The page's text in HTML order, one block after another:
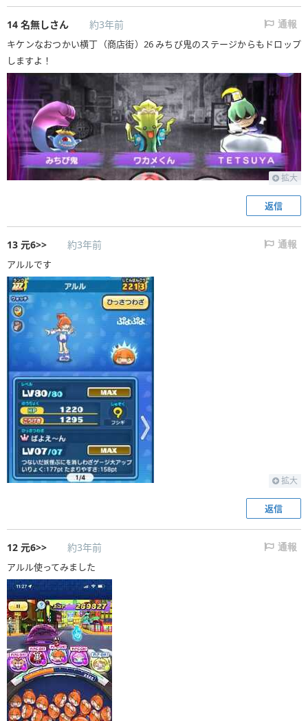
14 名無しさん 約3年前 通報
キケンなおつかい横丁（商店街）26 みちび鬼のステージからもドロップ
しますよ！
拡大
返信
13 元6>> 約3年前 通報
アルルです
拡大
返信
12 元6>> 約3年前 通報
アルル使ってみました